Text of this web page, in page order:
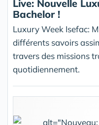
Live: Nouvelle
Bachelor !
Luxury Week Isefac:
différents savoirs
travers des missions
quotidiennement.